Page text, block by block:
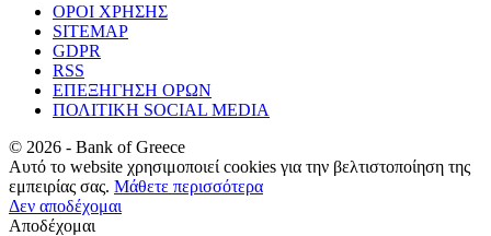
ΟΡΟΙ ΧΡΗΣΗΣ
SITEMAP
GDPR
RSS
ΕΠΕΞΗΓΗΣΗ ΟΡΩΝ
ΠΟΛΙΤΙΚΗ SOCIAL MEDIA
© 2026 - Bank of Greece
Αυτό το website χρησιμοποιεί cookies για την βελτιστοποίηση της
εμπειρίας σας. Μάθετε περισσότερα
Δεν αποδέχομαι
Αποδέχομαι